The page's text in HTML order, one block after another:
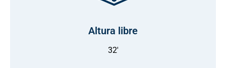
Altura libre
32'